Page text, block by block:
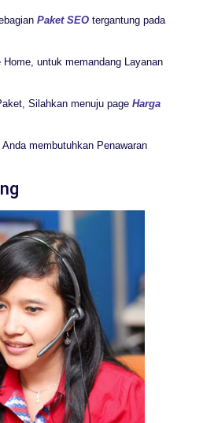
Paket SEOtergantung pada
untuk memandang Layanan
Silahkan menuju page Harga
membutuhkan Penawaran